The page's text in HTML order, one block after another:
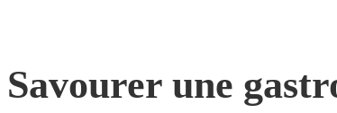
Savourer une